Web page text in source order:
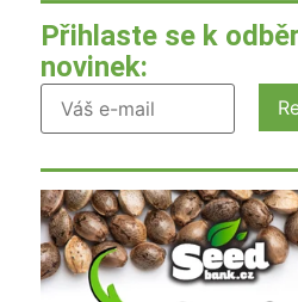
Přihlaste se k
novinek: